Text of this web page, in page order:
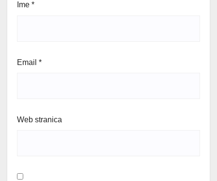
Ime *
Email *
Web stranica